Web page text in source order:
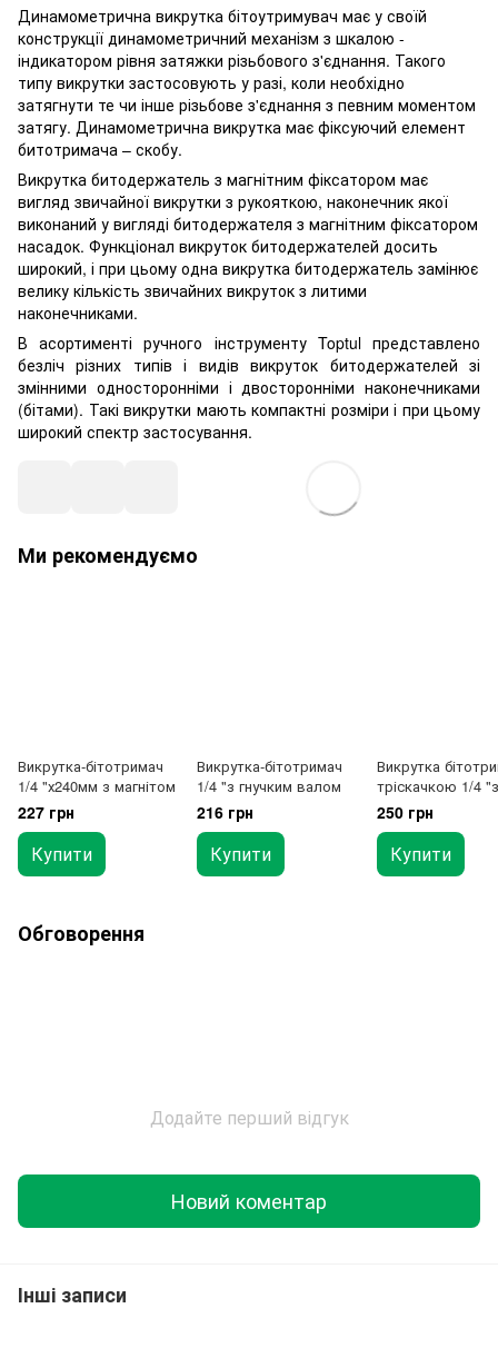
Динамометрична викрутка бітоутримувач має у своїй
конструкції динамометричний механізм з шкалою -
індикатором рівня затяжки різьбового з'єднання. Такого
типу викрутки застосовують у разі, коли необхідно
затягнути те чи інше різьбове з'єднання з певним моментом
затягу. Динамометрична викрутка має фіксуючий елемент
битотримача – скобу.
Викрутка битодержатель з магнітним фіксатором має
вигляд звичайної викрутки з рукояткою, наконечник якої
виконаний у вигляді битодержателя з магнітним фіксатором
насадок. Функціонал викруток битодержателей досить
широкий, і при цьому одна викрутка битодержатель замінює
велику кількість звичайних викруток з литими
наконечниками.
В асортименті ручного інструменту Toptul представлено
безліч різних типів і видів викруток битодержателей зі
змінними односторонніми і двосторонніми наконечниками
(бітами). Такі викрутки мають компактні розміри і при цьому
широкий спектр застосування.
Ми рекомендуємо
Викрутка-бітотримач
1/4 "х240мм з магнітом
227 грн
Купити
Викрутка-бітотримач
1/4 "з гнучким валом
216 грн
Купити
Викрутка
тріскачкою 1/4 "з
магнітом
250 грн
Купити
Обговорення
Додайте перший відгук
Новий коментар
Інші записи